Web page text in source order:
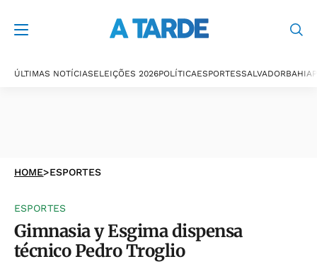
ÚLTIMAS NOTÍCIASELEIÇÕES 2026POLÍTICAESPORTESSALVADORBAHIA
HOME>ESPORTES
ESPORTES
Gimnasia y Esgima dispensa
técnico Pedro Troglio